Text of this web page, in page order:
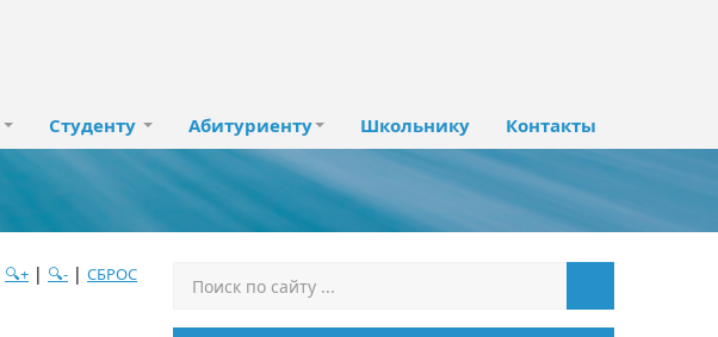
Студенту Абитуриенту Школьнику Контакты
🔍+ | 🔍- | СБРОС